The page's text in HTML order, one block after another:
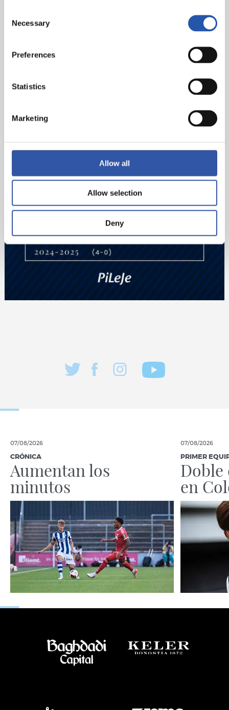
Selection
Necessary
Preferences
Statistics
Marketing
Allow all
Allow selection
Deny
07/08/2026
CRÓNICA
Aumentan los
minutos
07/08/2026
PRIMER
en